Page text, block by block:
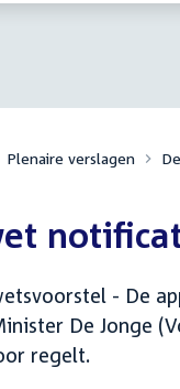
Plenaire verslagen
- De
De Jonge
regelt.